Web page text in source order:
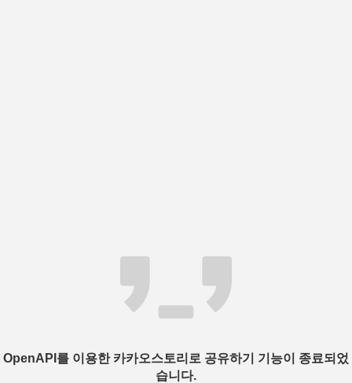
OpenAPI를 이용한 카카오스토리로 공유하기 기능이 종료되었
습니다.